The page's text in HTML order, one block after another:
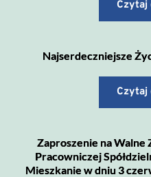
Czytaj
Najserdeczniejsze
Czytaj
Zaproszenie na Walne
Pracowniczej
Mieszkanie w dniu 3